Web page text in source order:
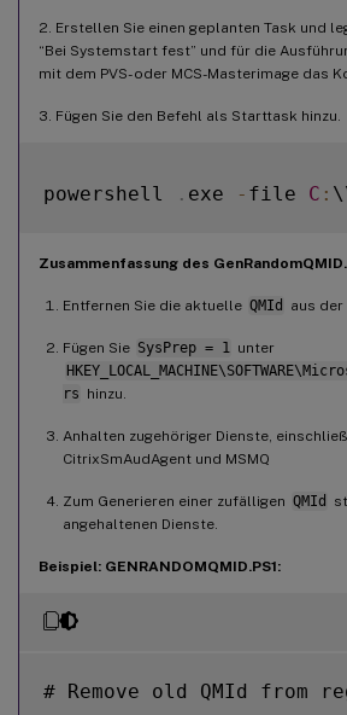
2. Erstellen Sie einen geplanten Task und
“Bei Systemstart fest” und für die
mit dem PVS- oder MCS-Masterimage das
3. Fügen Sie den Befehl als Starttask hinzu.
powershell . exe - file C :
Zusammenfassung des
Entfernen Sie die aktuelle QMId aus der
Fügen Sie SysPrep = 1
unter
rs hinzu.
Anhalten zugehöriger Dienste,
CitrixSmAudAgent und MSMQ
Zum Generieren einer zufälligen QMId
angehaltenen Dienste.
Beispiel: GENRANDOMQMID.PS1:
# Remove old QMId from